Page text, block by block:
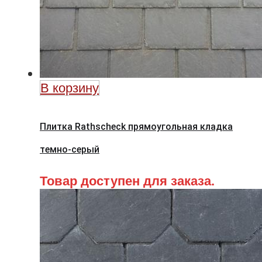
В корзину
Плитка Rathscheck прямоугольная кладка
темно-серый
Товар доступен для заказа.